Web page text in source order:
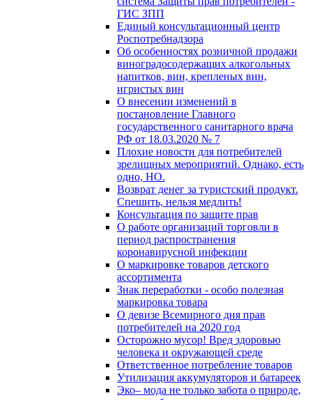
ГИС ЗПП
Единый консультационный центр
Роспотребнадзора
Об особенностях розничной продажи
виноградосодержащих алкогольных
напитков, вин, крепленых вин,
игристых вин
О внесении изменений в
постановление Главного
государственного санитарного врача
РФ от 18.03.2020 № 7
Плохие новости для потребителей
зрелищных мероприятий. Однако, есть
одно, НО.
Возврат денег за туристский продукт.
Спешить, нельзя медлить!
Консультация по защите прав
О работе организаций торговли в
период распространения
коронавирусной инфекции
О маркировке товаров детского
ассортимента
Знак переработки - особо полезная
маркировка товара
О девизе Всемирного дня прав
потребителей на 2020 год
Осторожно мусор! Вред здоровью
человека и окружающей среде
Ответственное потребление товаров
Утилизация аккумуляторов и батареек
Эко– мода не только забота о природе,